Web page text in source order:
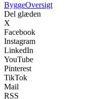
ByggeOversigt
Del glæden
X
Facebook
Instagram
LinkedIn
YouTube
Pinterest
TikTok
Mail
RSS